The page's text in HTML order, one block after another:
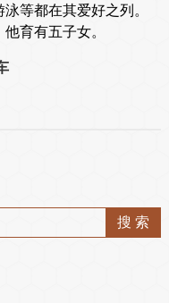
等都在其爱好之列。
育有五子女。